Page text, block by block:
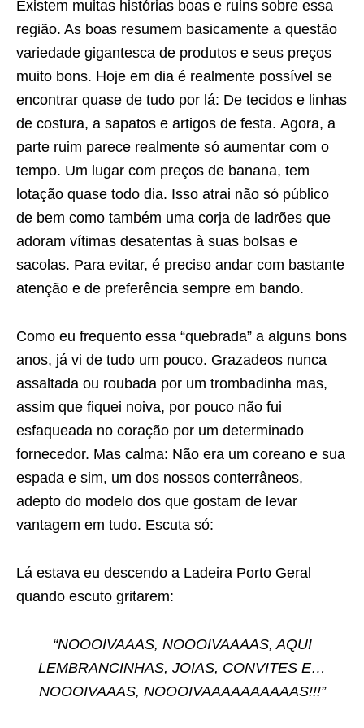
Existem muitas histórias boas e ruins sobre essa
região. As boas resumem basicamente a questão
variedade gigantesca de produtos e seus preços
muito bons. Hoje em dia é realmente possível se
encontrar quase de tudo por lá: De tecidos e linhas
de costura, a sapatos e artigos de festa. Agora, a
parte ruim parece realmente só aumentar com o
tempo. Um lugar com preços de banana, tem
lotação quase todo dia. Isso atrai não só público
de bem como também uma corja de ladrões que
adoram vítimas desatentas à suas bolsas e
sacolas. Para evitar, é preciso andar com bastante
atenção e de preferência sempre em bando.
Como eu frequento essa “quebrada” a alguns bons
anos, já vi de tudo um pouco. Grazadeos nunca
assaltada ou roubada por um trombadinha mas,
assim que fiquei noiva, por pouco não fui
esfaqueada no coração por um determinado
fornecedor. Mas calma: Não era um coreano e sua
espada e sim, um dos nossos conterrâneos,
adepto do modelo dos que gostam de levar
vantagem em tudo. Escuta só:
Lá estava eu descendo a Ladeira Porto Geral
quando escuto gritarem:
“NOOOIVAAAS, NOOOIVAAAAS, AQUI
LEMBRANCINHAS, JOIAS, CONVITES E…
NOOOIVAAAS, NOOOIVAAAAAAAAAAS!!!”